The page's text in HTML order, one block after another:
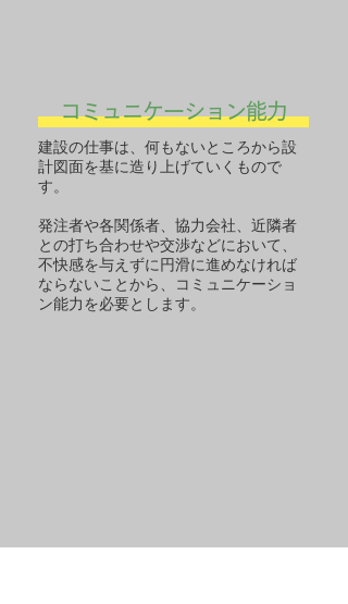
コミュニケーション能力
建設の仕事は、何もないところから設
計図面を基に造り上げていくもので
す。
発注者や各関係者、協力会社、近隣者
との打ち合わせや交渉などにおいて、
不快感を与えずに円滑に進めなければ
ならないことから、コミュニケーショ
ン能力を必要とします。